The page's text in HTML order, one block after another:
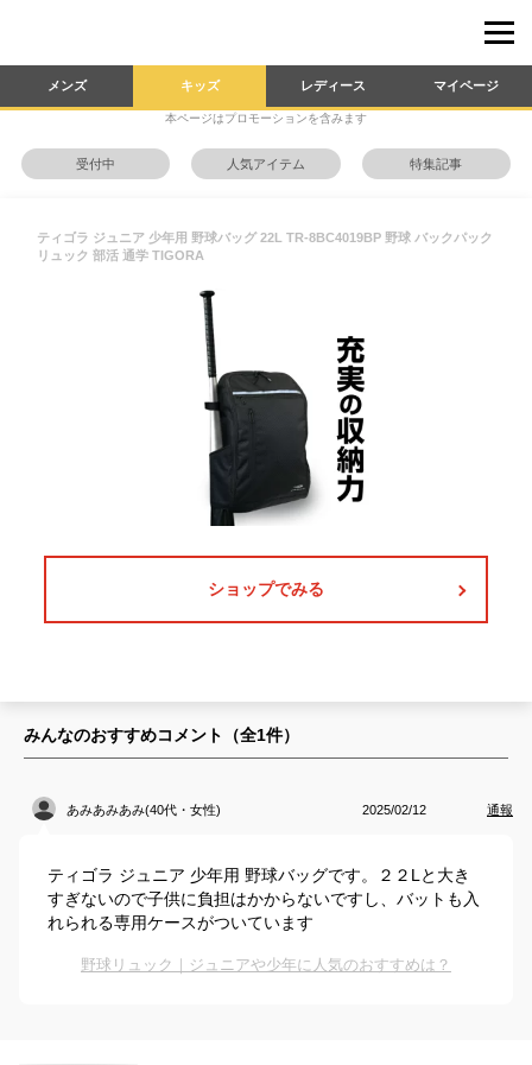
メンズ キッズ レディース マイページ
本ページはプロモーションを含みます
受付中 人気アイテム 特集記事
ティゴラ ジュニア 少年用 野球バッグ 22L TR-8BC4019BP 野球 バックパック
リュック 部活 通学 TIGORA
ショップでみる
みんなのおすすめコメント（全1件）
あみあみあみ(40代・女性) 2025/02/12 通報
ティゴラ ジュニア 少年用 野球バッグです。２２Lと大き
すぎないので子供に負担はかからないですし、バットも入
れられる専用ケースがついています
野球リュック｜ジュニアや少年に人気のおすすめは？